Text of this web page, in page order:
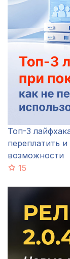
Топ-3
переплатить
возможности
15